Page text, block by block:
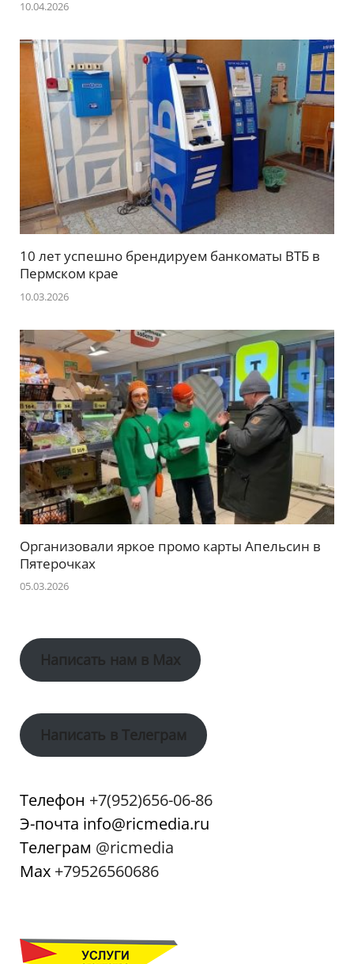
10.04.2026
10 лет успешно брендируем банкоматы ВТБ в
Пермском крае
10.03.2026
Организовали яркое промо карты Апельсин в
Пятерочках
05.03.2026
Написать нам в Max
Написать в Телеграм
Телефон +7(952)656-06-86
Э-почта info@ricmedia.ru
Телеграм @ricmedia
Мах +79526560686